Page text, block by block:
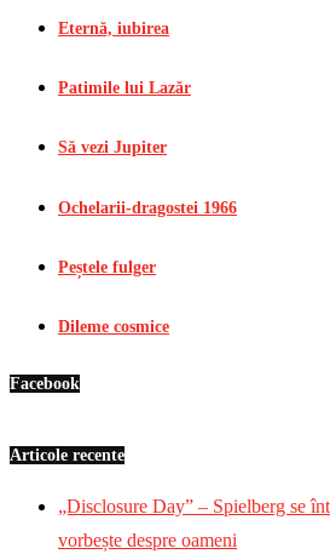
Eternă, iubirea
Patimile lui Lazăr
Să vezi Jupiter
Ochelarii-dragostei 1966
Peștele fulger
Dileme cosmice
Facebook
Articole recente
„Disclosure Day” – Spielberg se
vorbește despre oameni